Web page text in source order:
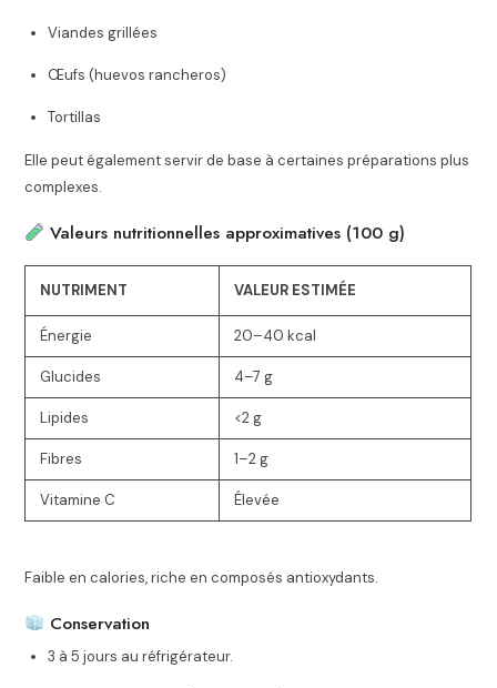
Viandes grillées
Œufs (huevos rancheros)
Tortillas
Elle peut également servir de base à certaines préparations plus
complexes.
Valeurs nutritionnelles approximatives (100 g)
NUTRIMENT VALEUR ESTIMÉE
Énergie 20–40 kcal
Glucides 4–7 g
Lipides <2 g
Fibres 1–2 g
Vitamine C Élevée
Faible en calories, riche en composés antioxydants.
Conservation
3 à 5 jours au réfrigérateur.